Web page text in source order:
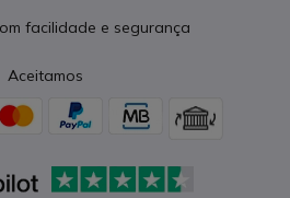
facilidade e segurança
Aceitamos